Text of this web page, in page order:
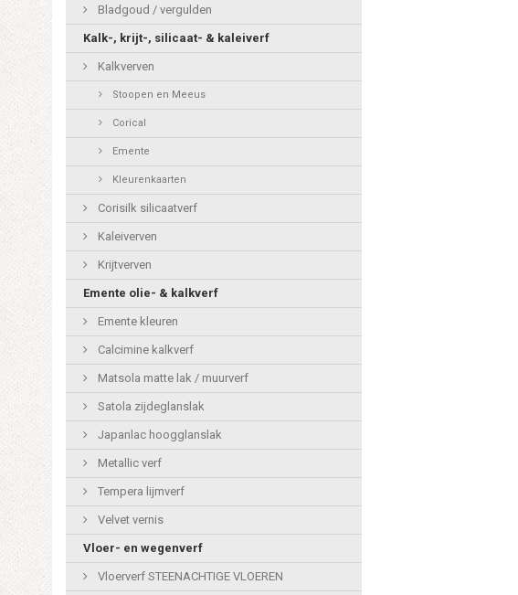
Bladgoud / vergulden
Kalk-, krijt-, silicaat- & kaleiverf
Kalkverven
Stoopen en Meeus
Corical
Emente
Kleurenkaarten
Corisilk silicaatverf
Kaleiverven
Krijtverven
Emente olie- & kalkverf
Emente kleuren
Calcimine kalkverf
Matsola matte lak / muurverf
Satola zijdeglanslak
Japanlac hoogglanslak
Metallic verf
Tempera lijmverf
Velvet vernis
Vloer- en wegenverf
Vloerverf STEENACHTIGE VLOEREN